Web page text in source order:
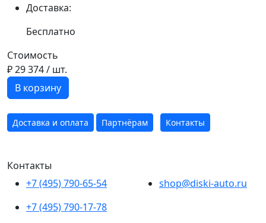
Доставка:
Бесплатно
Стоимость
₽ 29 374/ шт.
В корзину
Доставка и оплата Партнёрам Контакты
Контакты
+7 (495) 790-65-54
+7 (495) 790-17-78
shop@diski-auto.ru